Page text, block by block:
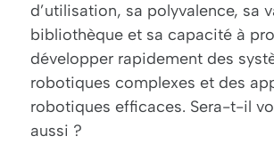
d’utilisation, sa polyvalence, sa
bibliothèque et sa capacité à
développer rapidement des
robotiques complexes et des
robotiques efficaces. Sera-t-il
aussi ?